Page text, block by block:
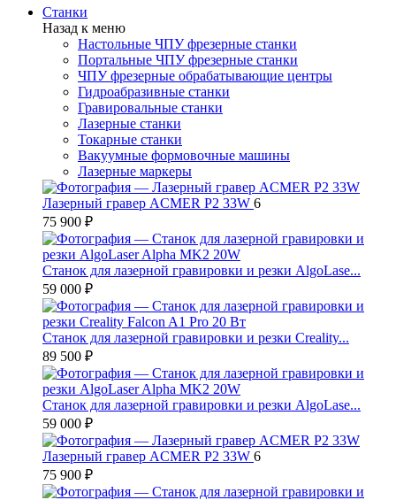
Станки
Назад к меню
Настольные ЧПУ фрезерные станки
Портальные ЧПУ фрезерные станки
ЧПУ фрезерные обрабатывающие центры
Гидроабразивные станки
Гравировальные станки
Лазерные станки
Токарные станки
Вакуумные формовочные машины
Лазерные маркеры
Лазерный гравер ACMER P2 33W 6
75 900 ₽
Станок для лазерной гравировки и резки AlgoLase...
59 000 ₽
Станок для лазерной гравировки и резки Creality...
89 500 ₽
Станок для лазерной гравировки и резки AlgoLase...
59 000 ₽
Лазерный гравер ACMER P2 33W 6
75 900 ₽